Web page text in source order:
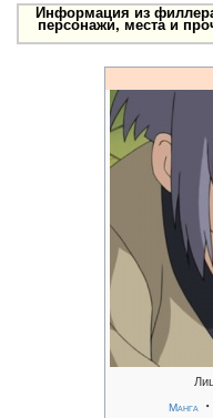
Информация из
персонажи, места и
Манга ・